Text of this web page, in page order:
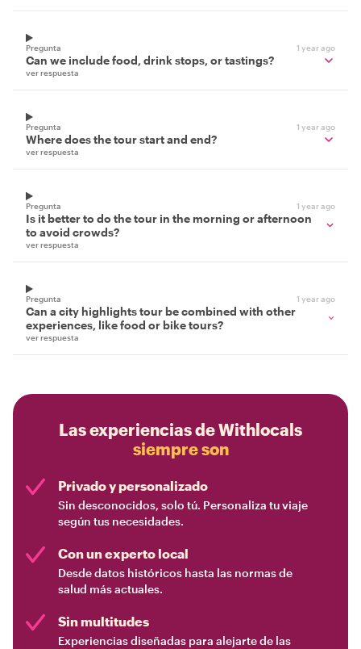
Pregunta 1 year ago
Can we include food, drink stops, or tastings?
ver respuesta
Pregunta 1 year ago
Where does the tour start and end?
ver respuesta
Pregunta 1 year ago
Is it better to do the tour in the morning or afternoon
to avoid crowds?
ver respuesta
Pregunta 1 year ago
Can a city highlights tour be combined with other
experiences, like food or bike tours?
ver respuesta
Las experiencias de Withlocals
siempre son
Privado y personalizado
Sin desconocidos, solo tú. Personaliza tu viaje
según tus necesidades.
Con un experto local
Desde datos históricos hasta las normas de
salud más actuales.
Sin multitudes
Experiencias diseñadas para alejarte de las